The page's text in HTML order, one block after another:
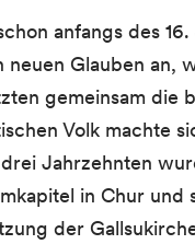
anfangs des
neuen Glauben
gemeinsam die
Volk machte
Jahrzehnten
in Chur
der